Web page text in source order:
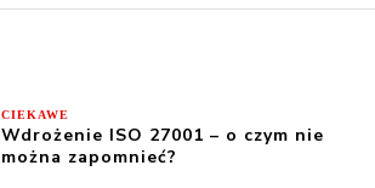
CIEKAWE
Wdrożenie ISO 27001 – o czym nie
można zapomnieć?